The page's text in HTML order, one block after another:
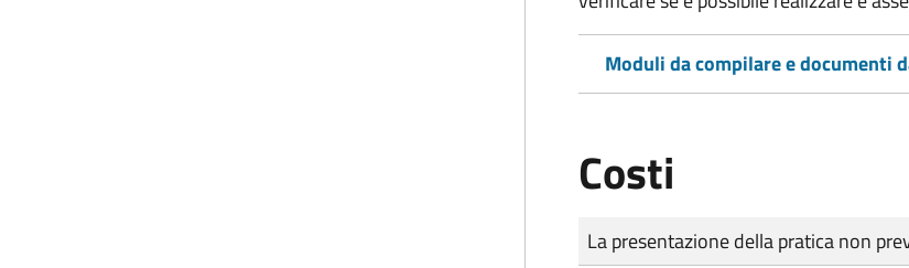
Moduli da compilare e documenti
Costi
Tipo di pagamento
Importo
La presentazione della pratica non